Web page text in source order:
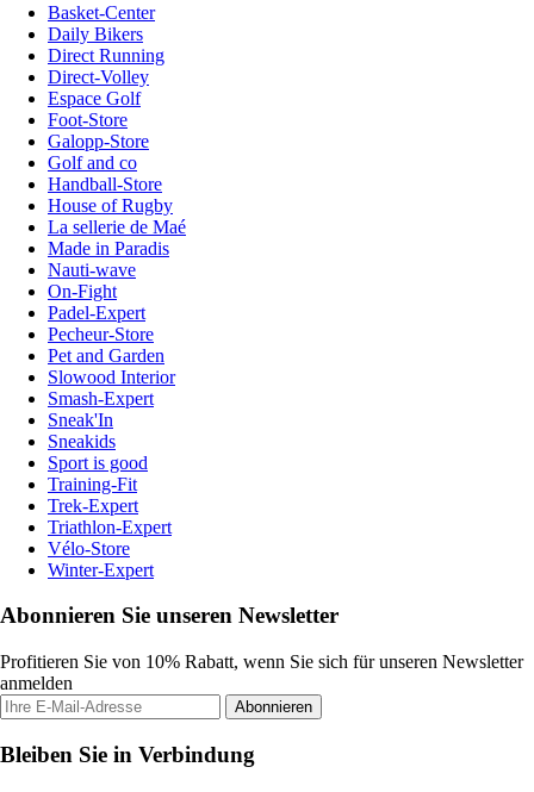
Basket-Center
Daily Bikers
Direct Running
Direct-Volley
Espace Golf
Foot-Store
Galopp-Store
Golf and co
Handball-Store
House of Rugby
La sellerie de Maé
Made in Paradis
Nauti-wave
On-Fight
Padel-Expert
Pecheur-Store
Pet and Garden
Slowood Interior
Smash-Expert
Sneak'In
Sneakids
Sport is good
Training-Fit
Trek-Expert
Triathlon-Expert
Vélo-Store
Winter-Expert
Abonnieren Sie unseren Newsletter
Profitieren Sie von 10% Rabatt, wenn Sie sich für unseren Newsletter
anmelden
Abonnieren
Bleiben Sie in Verbindung